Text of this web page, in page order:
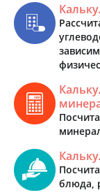
блюда,